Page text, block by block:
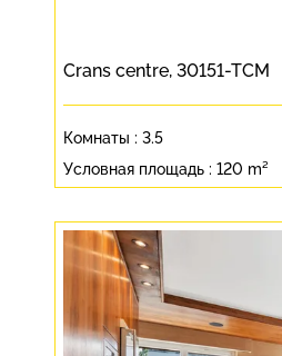
Crans centre, 30151-TCM
Комнаты : 3.5
Условная площадь : 120 m²